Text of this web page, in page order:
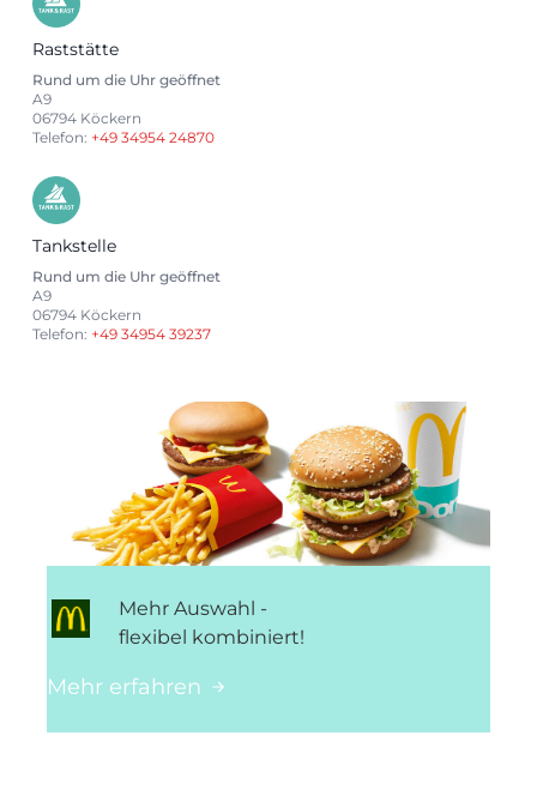
Raststätte
Rund um die Uhr geöffnet
A9
06794 Köckern
Telefon: +49 34954 24870
Tankstelle
Rund um die Uhr geöffnet
A9
06794 Köckern
Telefon: +49 34954 39237
Mehr Auswahl -
flexibel kombiniert!
Mehr erfahren